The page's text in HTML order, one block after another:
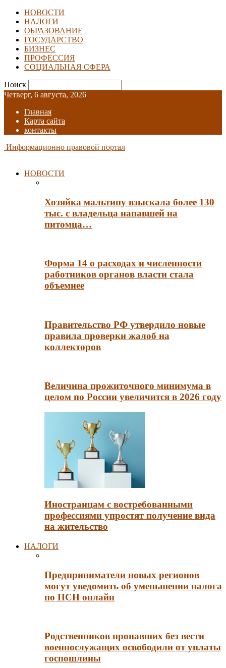
НОВОСТИ
НАЛОГИ
ОБРАЗОВАНИЕ
ГОСУДАРСТВО
БИЗНЕС
ПРОФЕССИЯ
СОЦИАЛЬНАЯ СФЕРА
Поиск
Четверг, 6 августа, 2026
Главная
Карта сайта
контакты
Информационно правовой портал
НОВОСТИ
Хозяйка мальтипу взыскала более 130
тыс. с владельца напавшей на
питомца…
Форма 14 о расходах и численности
работников органов власти стала
объемнее
Правительство РФ утвердило новые
правила проверки жалоб на
коллекторов
Величина прожиточного минимума в
целом по России увеличится в 2026 году
Иностранцам с востребованными
профессиями упростят получение вида
на жительство
НАЛОГИ
Предприниматели новых регионов
могут уведомить об уменьшении налога
по ПСН онлайн
Родственников пропавших без вести
военнослужащих освободили от уплаты
госпошлины